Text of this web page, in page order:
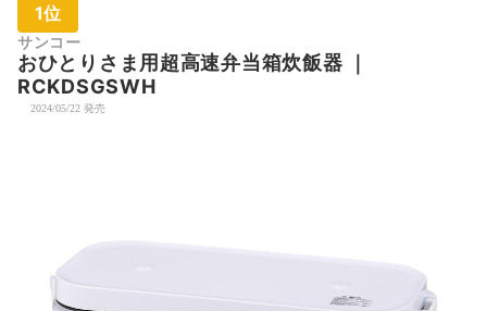
1位
サンコー
おひとりさま用超高速弁当箱炊飯器 ｜
RCKDSGSWH
2024/05/22 発売